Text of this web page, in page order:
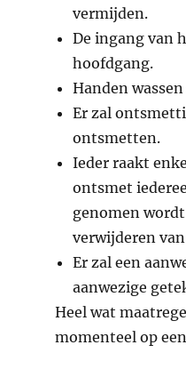
vermijden.
De ingang van
hoofdgang.
Handen
Er zal
ontsmetten.
Ieder raakt
ontsmet
genomen
verwijderen
Er zal een
aanwezige
Heel wat
momenteel op